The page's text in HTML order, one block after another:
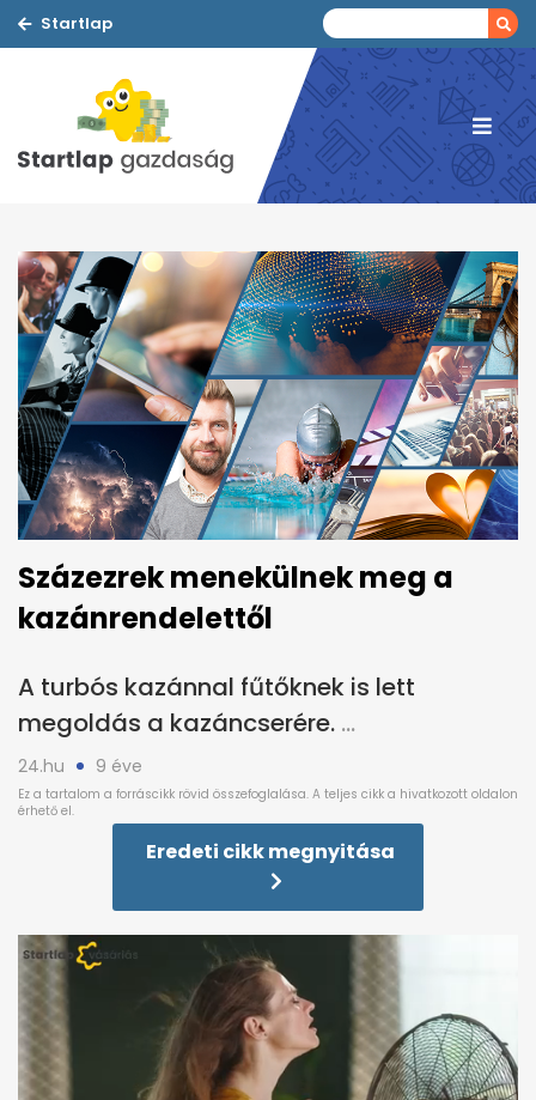
Startlap
Százezrek menekülnek meg a
kazánrendelettől
A turbós kazánnal fűtőknek is lett
megoldás a kazáncserére.
24.hu 9 éve
Eredeti cikk megnyitása